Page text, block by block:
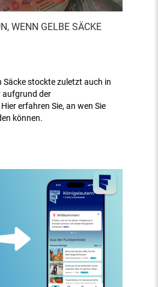
WENN GELBE SÄCKE
Säcke stockte zuletzt auch in
aufgrund der
erfahren Sie, an wen Sie
können.